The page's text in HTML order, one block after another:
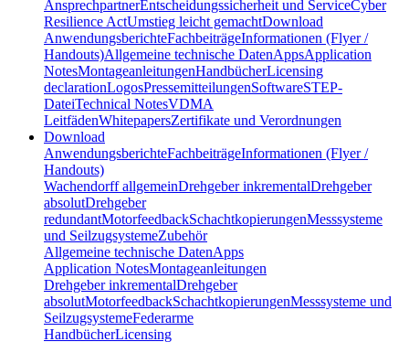
AnsprechpartnerEntscheidungssicherheit und ServiceCyber
Resilience ActUmstieg leicht gemachtDownload
AnwendungsberichteFachbeiträgeInformationen (Flyer /
Handouts)Allgemeine technische DatenAppsApplication
NotesMontageanleitungenHandbücherLicensing
declarationLogosPressemitteilungenSoftwareSTEP-
DateiTechnical NotesVDMA
LeitfädenWhitepapersZertifikate und Verordnungen
Download
AnwendungsberichteFachbeiträgeInformationen (Flyer /
Handouts)
Wachendorff allgemeinDrehgeber inkrementalDrehgeber
absolutDrehgeber
redundantMotorfeedbackSchachtkopierungenMesssysteme
und SeilzugsystemeZubehör
Allgemeine technische DatenApps
Application NotesMontageanleitungen
Drehgeber inkrementalDrehgeber
absolutMotorfeedbackSchachtkopierungenMesssysteme und
SeilzugsystemeFederarme
HandbücherLicensing